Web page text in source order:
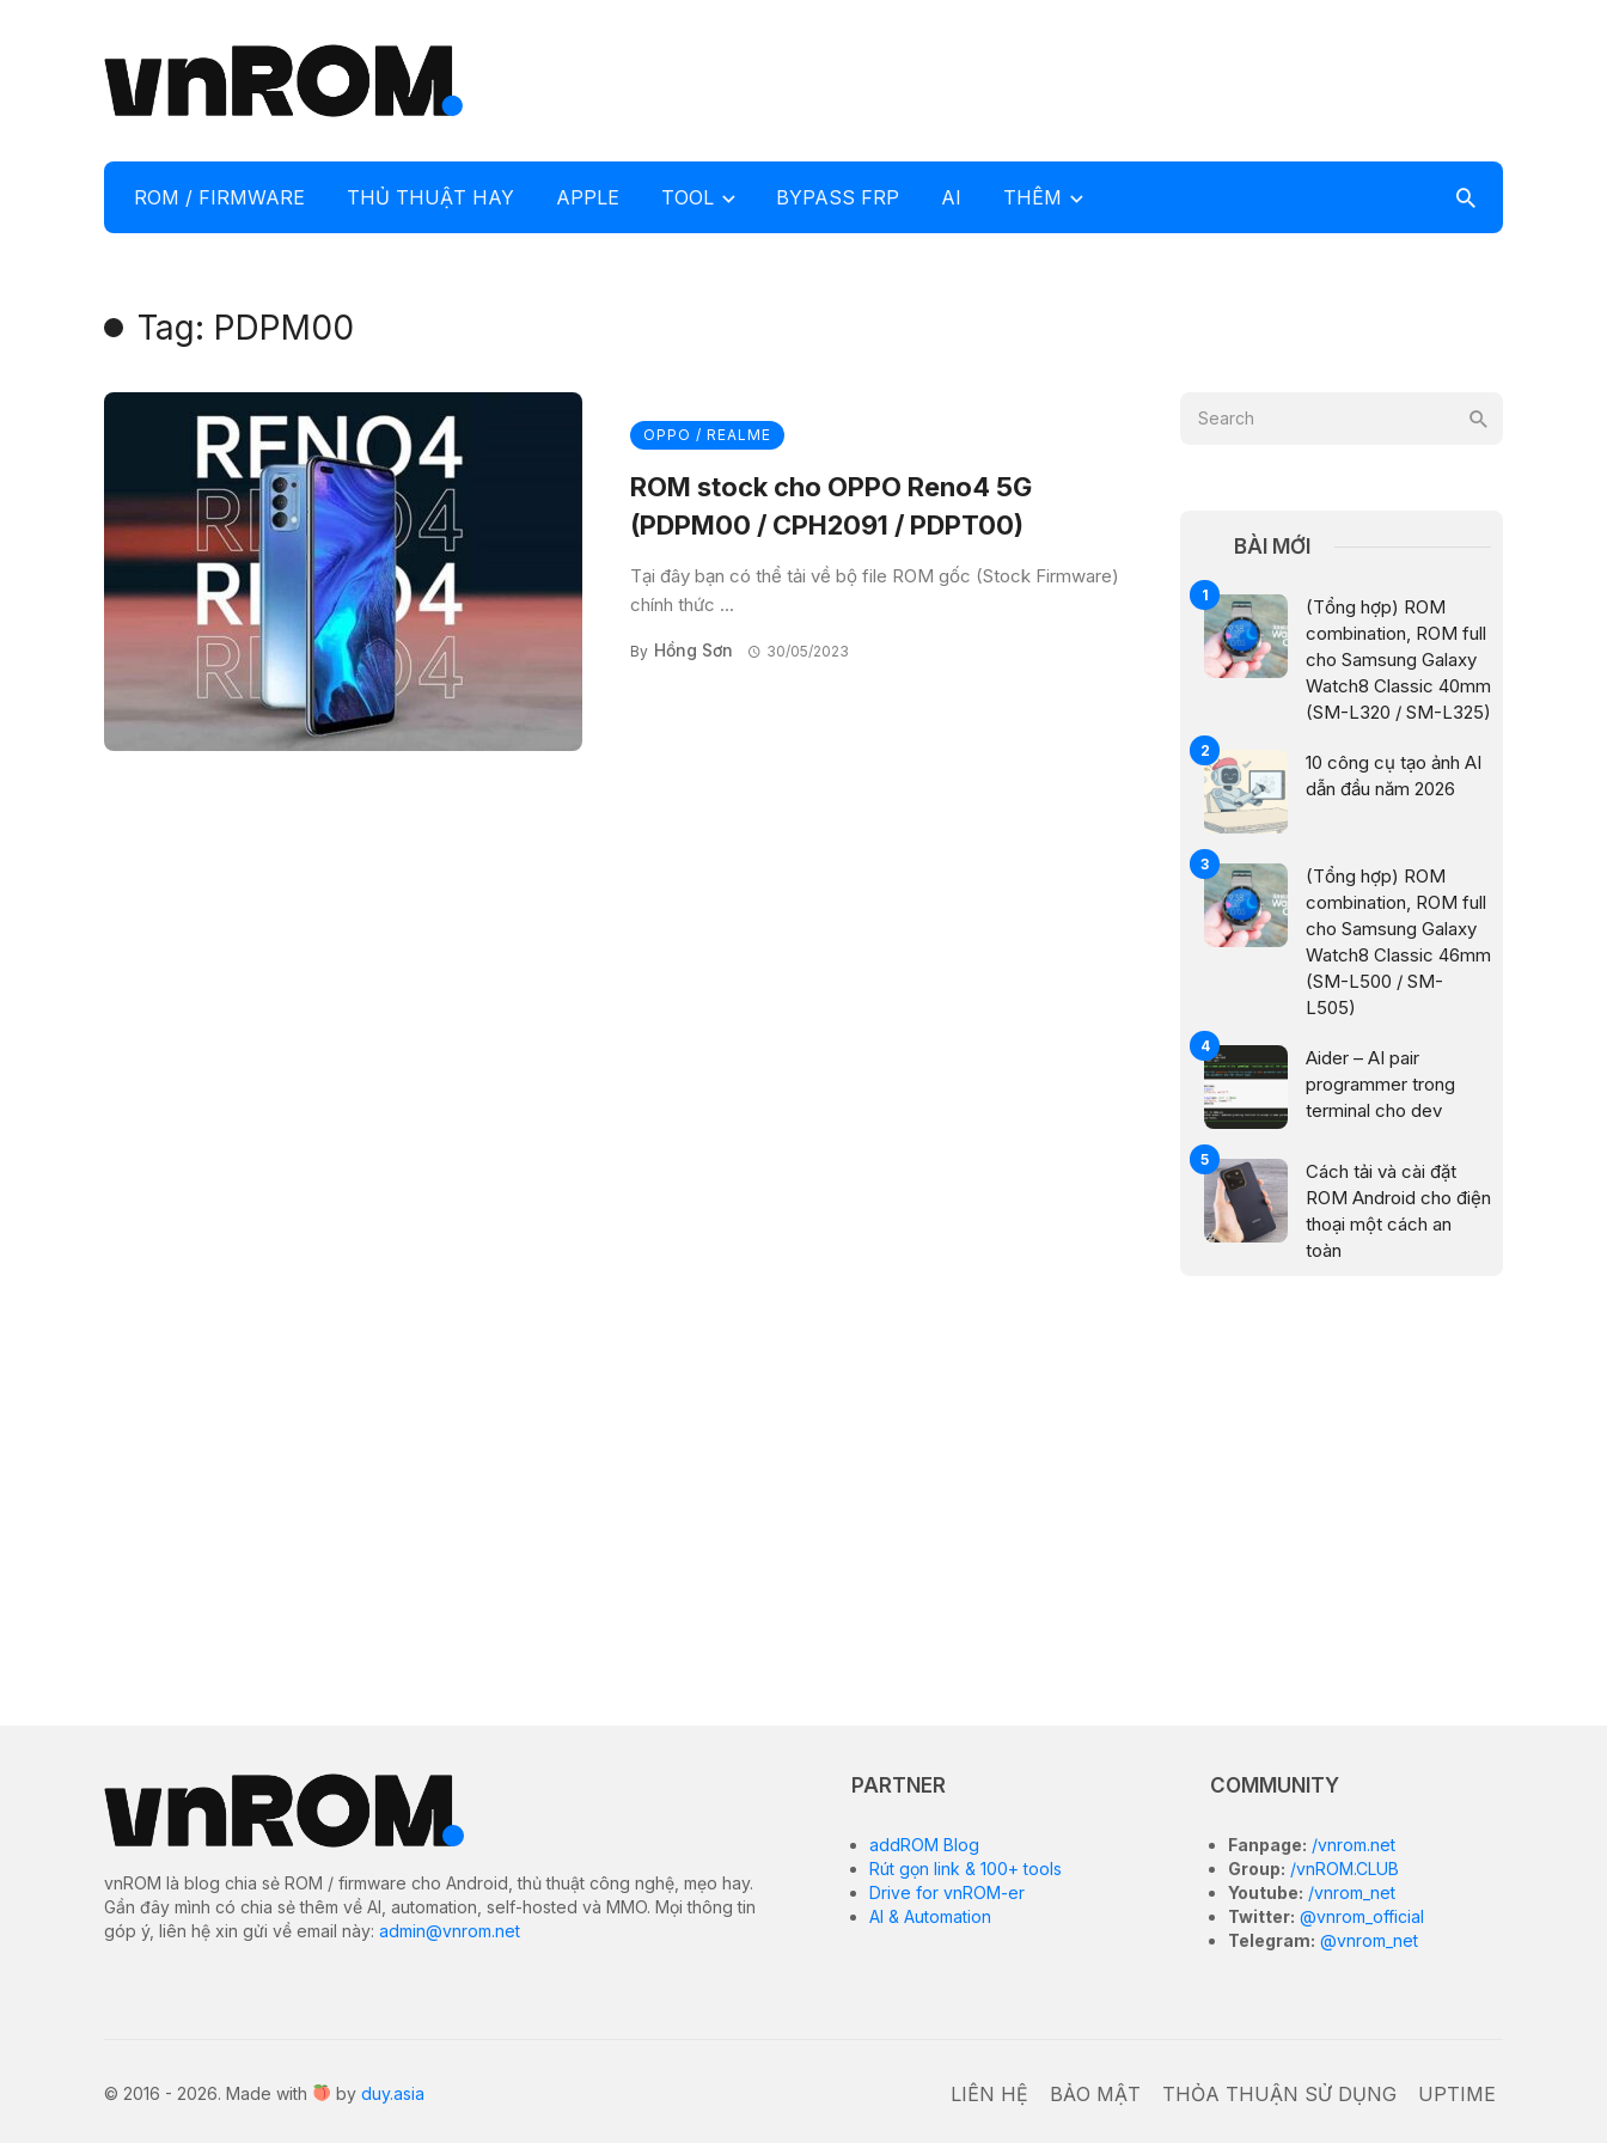
ROM / FIRMWARE THỦ THUẬT HAY APPLE TOOL BYPASS FRP AI THÊM
Tag: PDPM00
OPPO / REALME
ROM stock cho OPPO Reno4 5G
(PDPM00 / CPH2091 / PDPT00)
Tại đây bạn có thể tải về bộ file ROM gốc (Stock Firmware)
chính thức ...
By Hồng Sơn 30/05/2023
BÀI MỚI
(Tổng hợp) ROM
combination, ROM full
cho Samsung Galaxy
Watch8 Classic 40mm
(SM-L320 / SM-L325)
10 công cụ tạo ảnh AI
dẫn đầu năm 2026
(Tổng hợp) ROM
combination, ROM full
cho Samsung Galaxy
Watch8 Classic 46mm
(SM-L500 / SM-
L505)
Aider – AI pair
programmer trong
terminal cho dev
Cách tải và cài đặt
ROM Android cho điện
thoại một cách an
toàn
vnROM là blog chia sẻ ROM / firmware cho Android, thủ thuật công nghệ, mẹo hay.
Gần đây mình có chia sẻ thêm về AI, automation, self-hosted và MMO. Mọi thông tin
góp ý, liên hệ xin gửi về email này: admin@vnrom.net
PARTNER
addROM Blog
Rút gọn link & 100+ tools
Drive for vnROM-er
AI & Automation
COMMUNITY
Fanpage: /vnrom.net
Group: /vnROM.CLUB
Youtube: /vnrom_net
Twitter: @vnrom_official
Telegram: @vnrom_net
© 2016 - 2026. Made with by duy.asia LIÊN HỆ BẢO MẬT THỎA THUẬN SỬ DỤNG UPTIME